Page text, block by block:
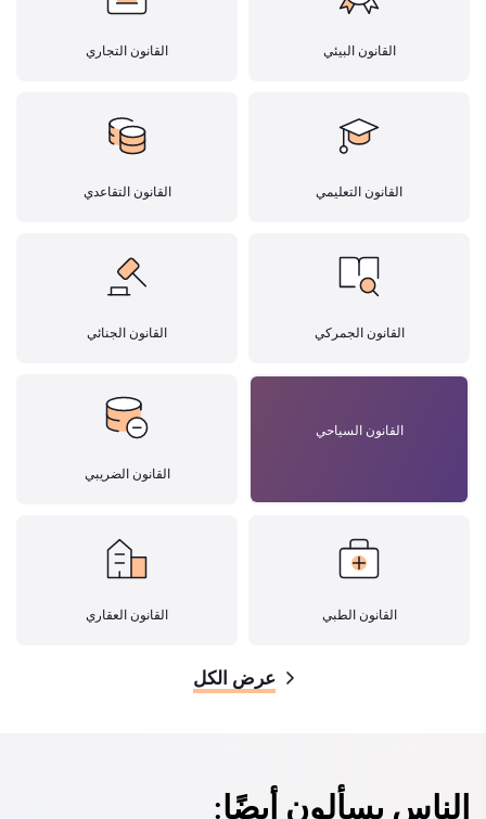
القانون البيئي القانون التجاري
القانون التعليمي القانون التقاعدي
القانون الجمركي القانون الجنائي
القانون السياحي
القانون الضريبي
القانون الطبي القانون العقاري
عرض الكل
الناس يسألون أيضًا: